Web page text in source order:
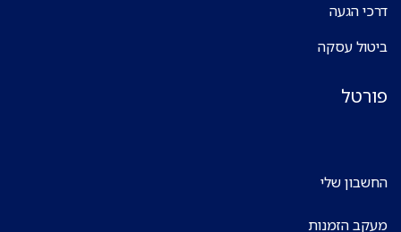
דרכי הגעה
ביטול עסקה
פורטל
החשבון שלי
מעקב הזמנות